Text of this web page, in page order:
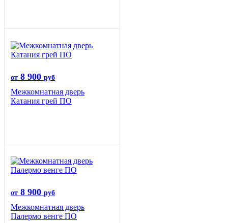
от 8 900 руб
Межкомнатная дверь
Катания грей ПО
от 8 900 руб
Межкомнатная дверь
Палермо венге ПО